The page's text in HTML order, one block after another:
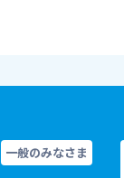
一般のみなさま